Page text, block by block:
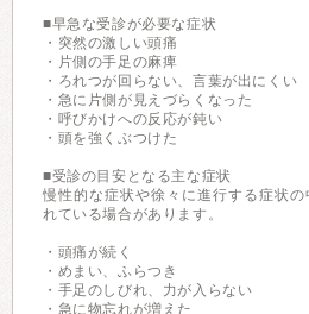
■早急な受診が必要な症状
・突然の激しい頭痛
・片側の手足の麻痺
・ろれつが回らない、言葉が出にくい
・急に片側が見えづらくなった
・呼びかけへの反応が鈍い
・頭を強くぶつけた
■受診の目安となる主な症状
慢性的な症状や徐々に進行する症状
れている場合があります。
・頭痛が続く
・めまい、ふらつき
・手足のしびれ、力が入らない
・急に物忘れが増えた